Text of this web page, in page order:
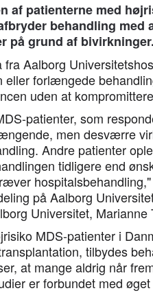
af patienterne med
behandling med
på grund af bivirkninger.
fra Aalborg
eller forlængede
uden at
patienter, som
men desværre
Andre patienter
tidligere end
på Aalborg
Universitet, Marianne
MDS-patienter i
tilbydes
at mange aldrig når
er forbundet med